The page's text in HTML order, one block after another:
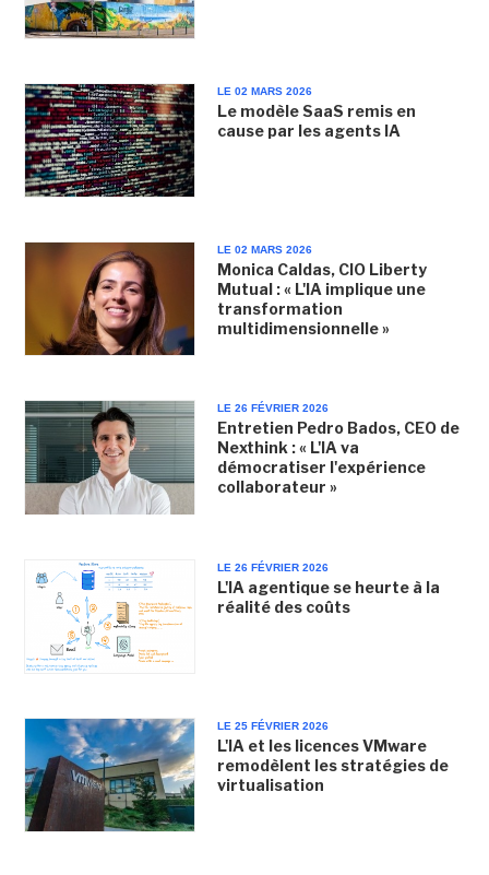
LE 02 MARS 2026
Le modèle SaaS remis en
cause par les agents IA
LE 02 MARS 2026
Monica Caldas, CIO Liberty
Mutual : « L'IA implique une
transformation
multidimensionnelle »
LE 26 FÉVRIER 2026
Entretien Pedro Bados, CEO de
Nexthink : « L'IA va
démocratiser l'expérience
collaborateur »
LE 26 FÉVRIER 2026
L'IA agentique se heurte à la
réalité des coûts
LE 25 FÉVRIER 2026
L'IA et les licences VMware
remodèlent les stratégies de
virtualisation